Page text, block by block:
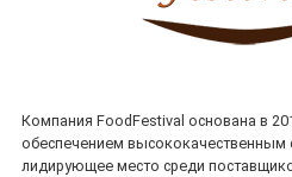
Компания FoodFestival основана в
обеспечением высококачественным
лидирующее место среди